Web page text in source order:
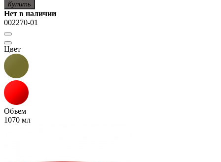
Купить
Нет в наличии
002270-01
Цвет
Объем
1070 мл